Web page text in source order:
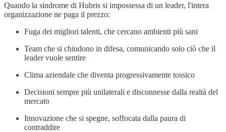
Quando la sindrome di Hubris si impossessa di un leader, l'intera
organizzazione ne paga il prezzo:
Fuga dei migliori talenti, che cercano ambienti più sani
Team che si chiudono in difesa, comunicando solo ciò che il
leader vuole sentire
Clima aziendale che diventa progressivamente tossico
Decisioni sempre più unilaterali e disconnesse dalla realtà del
mercato
Innovazione che si spegne, soffocata dalla paura di
contraddire